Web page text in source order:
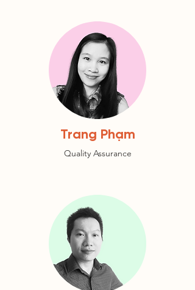
Trang Phạm
Quality Assurance